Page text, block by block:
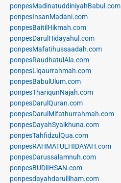
ponpesMadinatuddiniyahBabul.com
ponpesInsanMadani.com
ponpesBaitilHikmah.com
ponpesDarulHidayahul.com
ponpesMafatihussaadah.com
ponpesRaudhatulAla.com
ponpesLiqaurrahmah.com
ponpesBabulUlum.com
ponpesThariqunNajah.com
ponpesDarulQuran.com
ponpesDarulMifathurrahmah.com
ponpesDayahSyaikhuna.com
ponpesTahfidzulQua.com
ponpesRAHMATULHIDAYAH.com
ponpesDarussalamnuh.com
ponpesBUDiIHSAN.com
ponpesdayahdarulilham.com